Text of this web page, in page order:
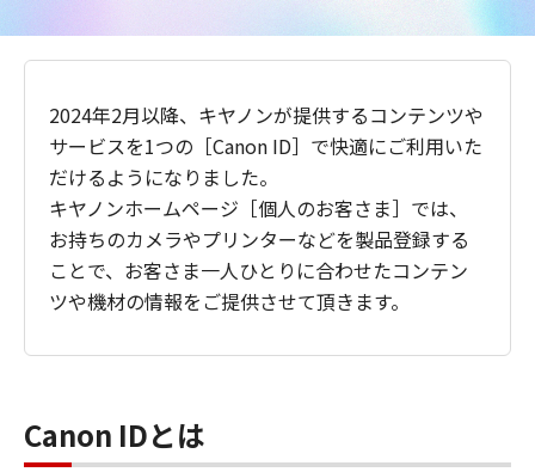
2024年2月以降、キヤノンが提供するコンテンツや
サービスを1つの［Canon ID］で快適にご利用いた
だけるようになりました。
キヤノンホームページ［個人のお客さま］では、
お持ちのカメラやプリンターなどを製品登録する
ことで、お客さま一人ひとりに合わせたコンテン
ツや機材の情報をご提供させて頂きます。
Canon IDとは